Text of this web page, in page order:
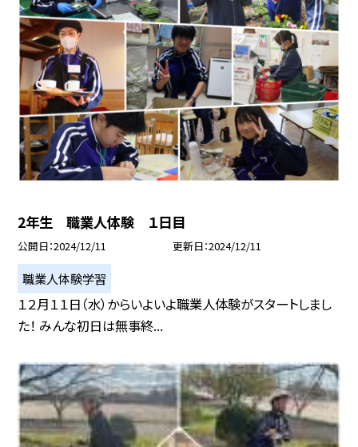
2年生 職業人体験 １日目
公開日 2024/12/11 更新日 2024/12/11
職業人体験学習
１２月１１日（水）からいよいよ職業人体験がスタートしまし
た！ みんな初日は無事終...